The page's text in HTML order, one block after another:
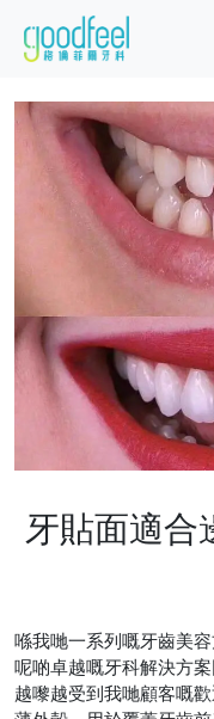
牙貼面適合
喺我哋一系列嘅牙齒美
呢啲卓越嘅牙科解決方
越嚟越受到我哋顧客嘅